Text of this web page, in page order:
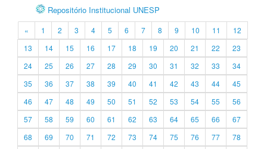
Repositório Institucional UNESP
« 1 2 3 4 5 6 7 8 9 10 11
12
13
14 15 16 17 18 19 20 21 22
23
24
25 26 27 28 29 30 31 32 33
34
35
36 37 38 39 40 41 42 43 44
45
46
47 48 49 50 51 52 53 54 55
56
57
58 59 60 61 62 63 64 65 66
67
68
69 70 71 72 73 74 75 76 77
78